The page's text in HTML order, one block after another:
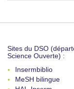
Sites du DSO
Science Ouverte) :
Insermbiblio
MeSH bilingue